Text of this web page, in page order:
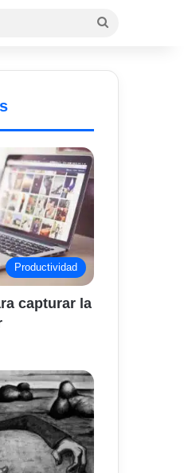
Productividad
capturar la